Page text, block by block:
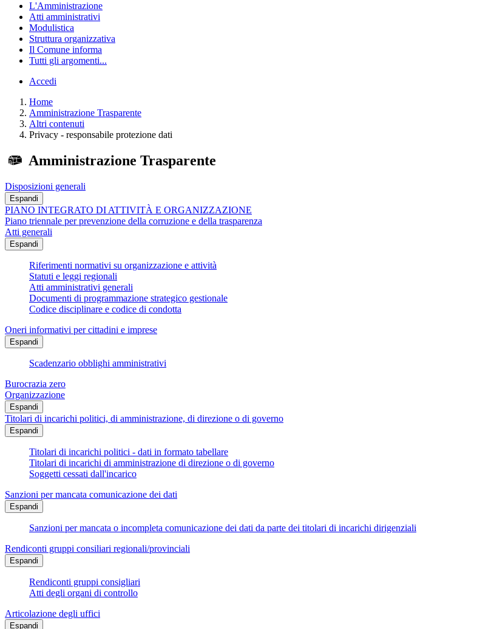
L'Amministrazione
Atti amministrativi
Modulistica
Struttura organizzativa
Il Comune informa
Tutti gli argomenti...
Accedi
Home
Amministrazione Trasparente
Altri contenuti
Privacy - responsabile protezione dati
Amministrazione Trasparente
Disposizioni generali
Espandi
PIANO INTEGRATO DI ATTIVITÀ E ORGANIZZAZIONE
Piano triennale per prevenzione della corruzione e della trasparenza
Atti generali
Espandi
Riferimenti normativi su organizzazione e attività
Statuti e leggi regionali
Atti amministrativi generali
Documenti di programmazione strategico gestionale
Codice disciplinare e codice di condotta
Oneri informativi per cittadini e imprese
Espandi
Scadenzario obblighi amministrativi
Burocrazia zero
Organizzazione
Espandi
Titolari di incarichi politici, di amministrazione, di direzione o di governo
Espandi
Titolari di incarichi politici - dati in formato tabellare
Titolari di incarichi di amministrazione di direzione o di governo
Soggetti cessati dall'incarico
Sanzioni per mancata comunicazione dei dati
Espandi
Sanzioni per mancata o incompleta comunicazione dei dati da parte dei titolari di incarichi dirigenziali
Rendiconti gruppi consiliari regionali/provinciali
Espandi
Rendiconti gruppi consigliari
Atti degli organi di controllo
Articolazione degli uffici
Espandi